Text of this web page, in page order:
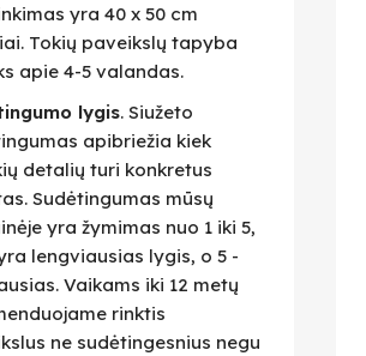
yra 40 x 50 cm
Tokių paveikslų tapyba
apie 4-5 valandas.
lygis. Siužeto
apibriežia kiek
detalių turi konkretus
Sudėtingumas mūsų
yra žymimas nuo 1 iki 5,
lengviausias lygis, o 5 -
Vaikams iki 12 metų
rinktis
ne sudėtingesnius negu